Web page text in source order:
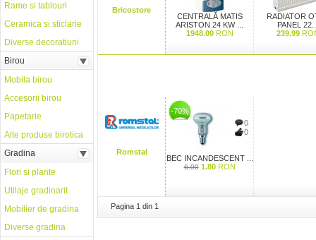
Bricostore
CENTRALĂ MATIS
ARISTON 24 KW ...
1948.00 RON
RADIATOR
PANEL
239.99
Romstal
-70%
0
0
BEC INCANDESCENT ...
6.00 1.80 RON
Pagina 1 din 1
Rame si tablouri
Ceramica si sticlarie
Diverse decoratiuni
Birou
Mobila birou
Accesorii birou
Papetarie
Alte produse birotica
Gradina
Flori si plante
Utilaje gradinarit
Mobilier de gradina
Diverse gradina